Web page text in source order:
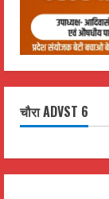
चौरा ADVST 6